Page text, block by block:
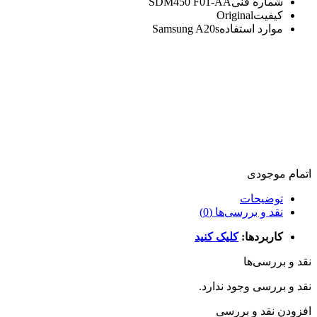
کیفیتOriginal
موارد استفادهSamsung A20s
اتمام موجودی
توضیحات
نقد و بررسی‌ها (0)
کاربردها:کلیک کنید
نقد و بررسی‌ها
نقد و بررسی وجود ندارد.
افزودن نقد و بررسی